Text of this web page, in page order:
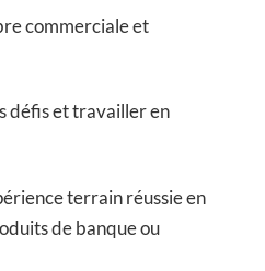
commerciale et
défis et travailler en
terrain réussie en
de banque ou